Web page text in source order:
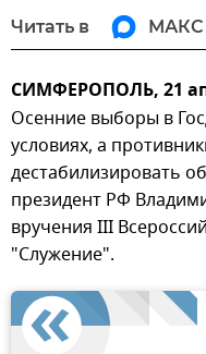
Читать в МАКС
СИМФЕРОПОЛЬ, 21
Осенние выборы в
условиях, а
дестабилизировать
президент РФ
вручения III
"Служение".